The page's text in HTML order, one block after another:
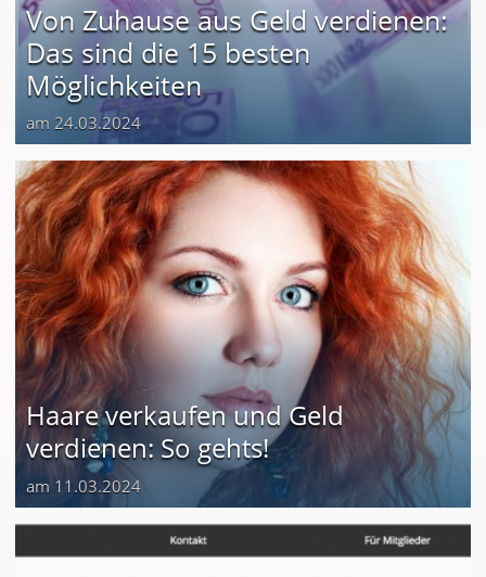
Von Zuhause aus Geld verdienen:
Das sind die 15 besten
Möglichkeiten
am 24.03.2024
Haare verkaufen und Geld
verdienen: So gehts!
am 11.03.2024